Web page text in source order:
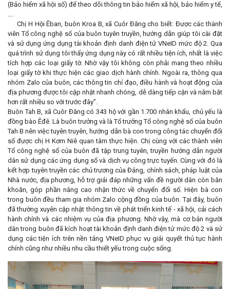
(Bảo hiểm xã hội số) để theo dõi thông tin bảo hiểm xã hội, bảo hiểm y tế,
….
Chị H Hội Êban, buôn Kroa B, xã Cuôr Đăng cho biết: Được các thành
viên Tổ công nghệ số của buôn tuyên truyền, hướng dẫn giúp tôi cài đặt
và sử dụng ứng dụng tài khoản định danh điện tử VNeID mức độ 2. Qua
quá trình sử dụng tôi thấy ứng dụng này có rất nhiều tiện ích, nhất là việc
tích hợp các loại giấy tờ. Nhờ vậy tôi không còn phải mang theo nhiều
loại giấy tờ khi thực hiện các giao dịch hành chính. Ngoài ra, thông qua
nhóm Zalo của buôn, các thông tin chỉ đạo, điều hành và hoạt động của
địa phương được tôi cập nhật nhanh chóng, dễ dàng tiếp cận và nắm bắt
hơn rất nhiều so với trước đây”.
Buôn Tah B, xã Cuôr Đăng có 343 hộ với gần 1.700 nhân khẩu, chủ yếu là
đồng bào Êđê. Là buôn trưởng và là Tổ trưởng Tổ công nghệ số của buôn
Tah B nên việc tuyên truyên, hướng dẫn bà con trong công tác chuyển đổi
số được chị H Kơm Niê quan tâm thực hiện. Chị cùng với các thành viên
Tổ công nghệ số của buôn đã tập trung tuyên, truyền hướng dẫn người
dân sử dụng các ứng dụng số và dịch vụ công trực tuyến. Cùng với đó là
kết hợp tuyên truyền các chủ trương của Đảng, chính sách, pháp luật của
Nhà nước, địa phương, hỗ trợ giải đáp những vấn đề người dân còn băn
khoăn, góp phần nâng cao nhận thức về chuyển đổi số. Hiện bà con
trong buôn đều tham gia nhóm Zalo cộng đồng của buôn. Tại đây, buôn
đã thường xuyên cập nhật thông tin về phát triển kinh tế - xã hội, cải cách
hành chính và các nhiệm vụ của địa phương. Nhờ vậy, mà cơ bản người
dân trong buôn đã kích hoạt tài khoản định danh điện tử mức độ 2 và sử
dụng các tiện ích trên nền tảng VNeID phục vụ giải quyết thủ tục hành
chính cũng như nhiều nhu cầu thiết yếu trong cuộc sống.